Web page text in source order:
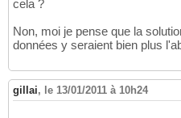
cela ?
Non, moi je pense que la
données y seraient bien plus
gillai, le 13/01/2011 à 10h24